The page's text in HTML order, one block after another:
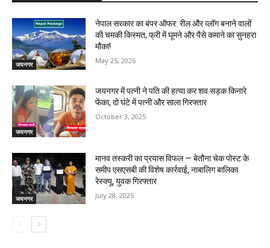
जयनगर
नेपाल सरकार का बंपर ऑफर: रील और व्लॉग बनाने वालों
की चमकी किस्मत, फ्री में घूमने और पैसे कमाने का सुनहरा
मौका!
May 25, 2026
जयनगर
जयनगर में पत्नी ने पति की हत्या कर शव सड़क किनारे
फेंका, दो घंटे में पत्नी और साला गिरफ्तार
October 3, 2025
जयनगर
मानव तस्करी का प्रयास विफल — बेतौना चेक पोस्ट के
समीप एसएसबी की विशेष कार्रवाई, नाबालिग बालिका
रेस्क्यू, युवक गिरफ्तार
July 28, 2025